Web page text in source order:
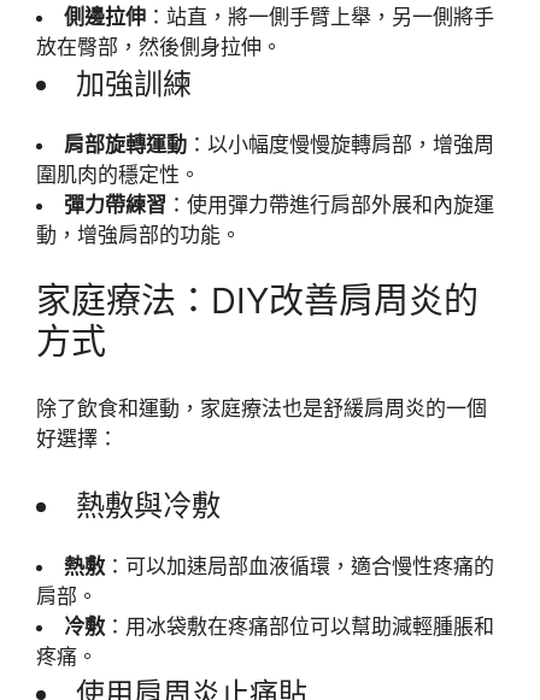
側邊拉伸 ：站直，將一側手臂上舉，另一側將手
放在臀部，然後側身拉伸。
加強訓練
肩部旋轉運動 ：以小幅度慢慢旋轉肩部，增強周
圍肌肉的穩定性。
彈力帶練習 ：使用彈力帶進行肩部外展和內旋運
動，增強肩部的功能。
家庭療法：DIY改善肩周炎的
方式
除了飲食和運動，家庭療法也是舒緩肩周炎的一個
好選擇：
熱敷與冷敷
熱敷 ：可以加速局部血液循環，適合慢性疼痛的
肩部。
冷敷 ：用冰袋敷在疼痛部位可以幫助減輕腫脹和
疼痛。